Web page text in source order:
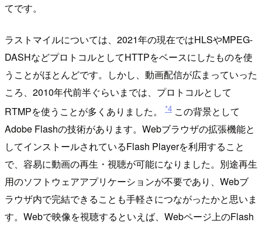
てです。
ラストマイルについては、2021年の現在ではHLSやMPEG-
DASHなどプロトコルとしてHTTPをベースにしたものを使
うことがほとんどです。しかし、動画配信が広まっていった
ころ、2010年代前半ぐらいまでは、プロトコルとして
RTMPを使うことが多くありました。
*4 この背景として
Adobe Flashの技術があります。Webブラウザの拡張機能と
してインストールされているFlash Playerを利用すること
で、容易に動画の再生・視聴が可能になりました。別途再生
用のソフトウェアアプリケーションが不要であり、Webブ
ラウザ内で完結できることも手軽さにつながったかと思いま
す。Webで映像を視聴するといえば、Webページ上のFlash